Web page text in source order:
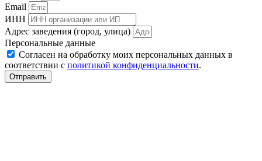
Email
ИНН
Адрес заведения (город, улица)
Персональные данные
Согласен на обработку моих персональных данных в
соответствии с политикой конфиденциальности.
Отправить